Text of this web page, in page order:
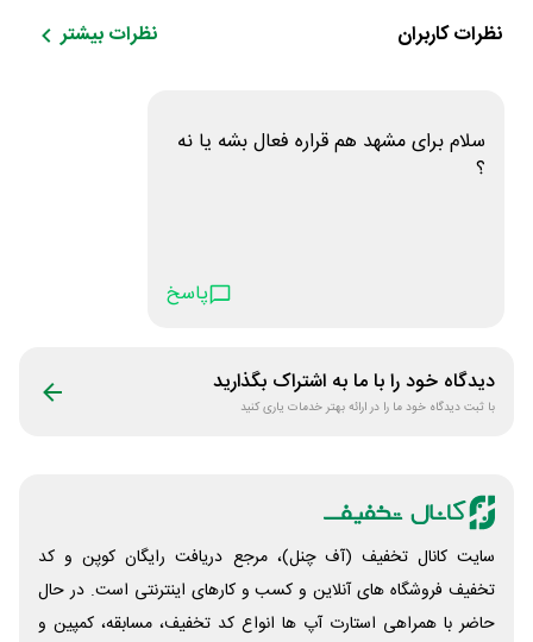
نظرات کاربران نظرات بیشتر
سلام برای مشهد هم قراره فعال بشه یا نه
؟
پاسخ
دیدگاه خود را با ما به اشتراک بگذارید
با ثبت دیدگاه خود ما را در ارائه بهتر خدمات یاری کنید
سایت کانال تخفیف (آف چنل)، مرجع دریافت رایگان کوپن و کد
تخفیف فروشگاه های آنلاین و کسب و‌ کارهای اینترنتی است. در حال
حاضر با همراهی استارت آپ ها انواع کد تخفیف، مسابقه، کمپین و